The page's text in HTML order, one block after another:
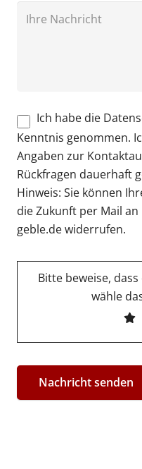
Ich habe die
Kenntnis genommen.
Angaben zur
Rückfragen dauerhaft
Hinweis: Sie können
die Zukunft per Mail
geble.de widerrufen.
Bitte beweise,
wähle